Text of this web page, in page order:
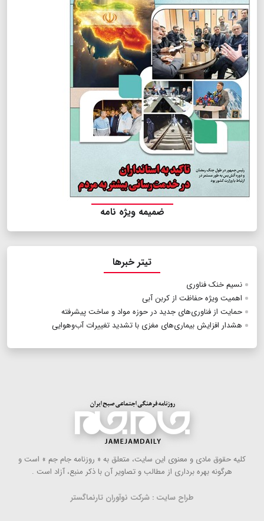
ضمیمه ویژه نامه
تیتر خبرها
نسیم خنک فناوری
اهمیت ویژه حفاظت از کربن آبی
حمایت از فناوری‌های جدید در حوزه مواد و ساخت پیشرفته
هشدار افزایش بیماری‌های مغزی با تشدید تغییرات آب‌و‌هوایی
كلیه حقوق مادی و معنوی این سایت، متعلق به « روزنامه جام جم » است و
هرگونه بهره ‌برداری از مطالب و تصاویر آن با ذكر منبع، آزاد است .
طراح سایت : شرکت نوآوران تارنماگستر